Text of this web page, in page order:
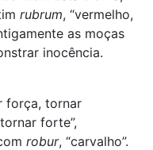
rubrum, “vermelho,
as moças
inocência.
força, tornar
forte”,
robur, “carvalho”.